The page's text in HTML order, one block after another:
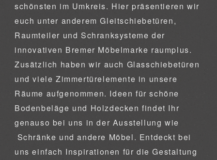
schönsten im Umkreis. Hier präsentieren wir
euch unter anderem Gleitschiebetüren,
Raumteiler und Schranksysteme der
innovativen Bremer Möbelmarke raumplus.
Zusätzlich haben wir auch Glasschiebetüren
und viele Zimmertürelemente in unsere
Räume aufgenommen. Ideen für schöne
Bodenbeläge und Holzdecken findet Ihr
genauso bei uns in der Ausstellung wie
Schränke und andere Möbel. Entdeckt bei
uns einfach Inspirationen für die Gestaltung